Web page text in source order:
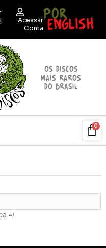
Acessar
Conta
POR
ENGLISH
OS discos
mais raros
do brasil
0
=/